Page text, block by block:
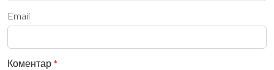
Email
Коментар *